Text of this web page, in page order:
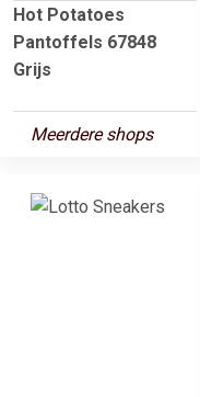
Hot Potatoes
Pantoffels 67848
Grijs
Meerdere shops